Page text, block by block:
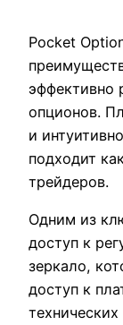
Pocket
эффективно
опционов.
и
подходит
трейдеров.
Одним из
доступ к
зеркало,
доступ к